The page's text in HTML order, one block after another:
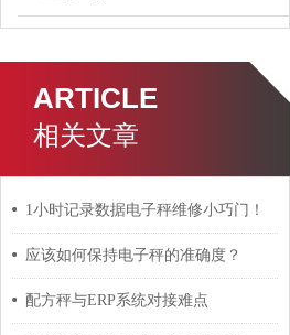
ARTICLE
相关文章
1小时记录数据电子秤维修小巧门！
应该如何保持电子秤的准确度？
配方秤与ERP系统对接难点